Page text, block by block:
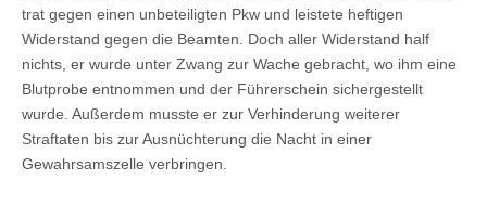
trat gegen einen unbeteiligten Pkw und leistete heftigen
Widerstand gegen die Beamten. Doch aller Widerstand half
nichts, er wurde unter Zwang zur Wache gebracht, wo ihm eine
Blutprobe entnommen und der Führerschein sichergestellt
wurde. Außerdem musste er zur Verhinderung weiterer
Straftaten bis zur Ausnüchterung die Nacht in einer
Gewahrsamszelle verbringen.